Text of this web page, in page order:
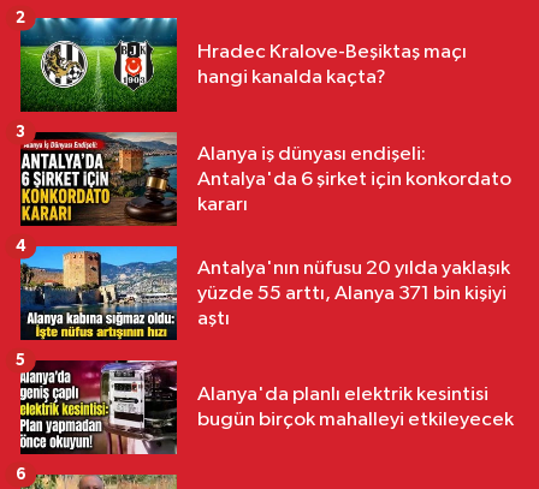
Hradec Kralove-Beşiktaş maçı
hangi kanalda kaçta?
2
Alanya iş dünyası endişeli:
Antalya'da 6 şirket için konkordato
kararı
3
Antalya'nın nüfusu 20 yılda yaklaşık
yüzde 55 arttı, Alanya 371 bin kişiyi
aştı
4
Alanya'da planlı elektrik kesintisi
bugün birçok mahalleyi etkileyecek
5
6